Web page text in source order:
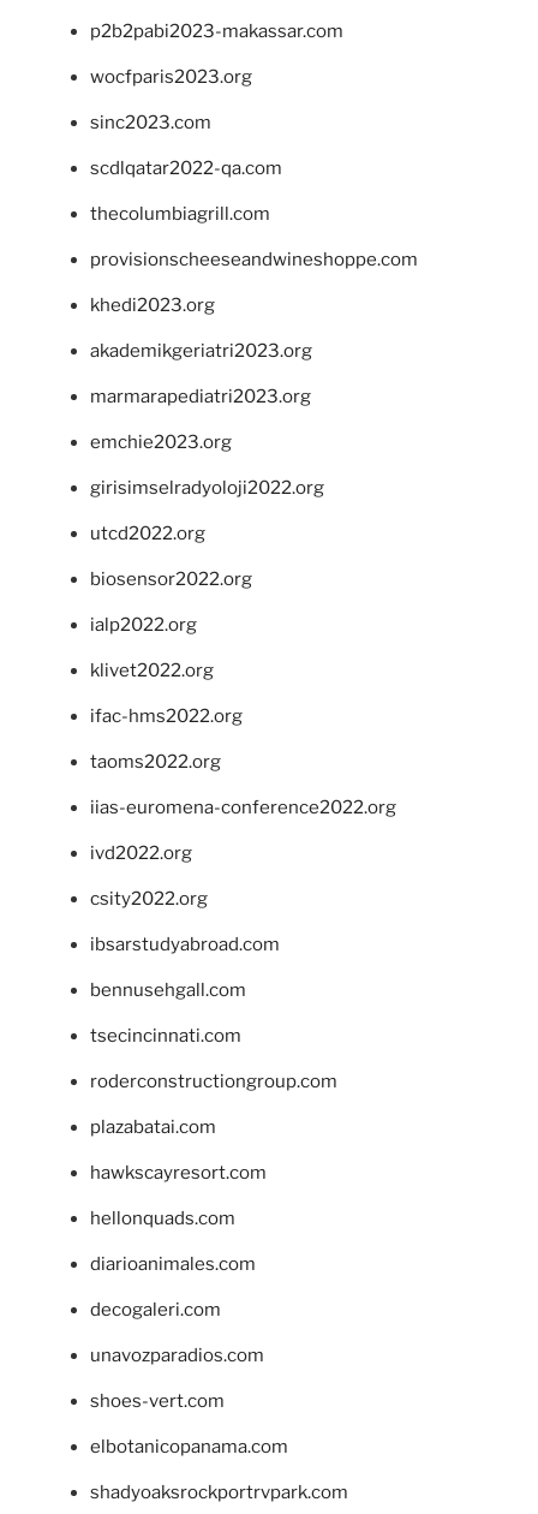
p2b2pabi2023-makassar.com
wocfparis2023.org
sinc2023.com
scdlqatar2022-qa.com
thecolumbiagrill.com
provisionscheeseandwineshoppe.com
khedi2023.org
akademikgeriatri2023.org
marmarapediatri2023.org
emchie2023.org
girisimselradyoloji2022.org
utcd2022.org
biosensor2022.org
ialp2022.org
klivet2022.org
ifac-hms2022.org
taoms2022.org
iias-euromena-conference2022.org
ivd2022.org
csity2022.org
ibsarstudyabroad.com
bennusehgall.com
tsecincinnati.com
roderconstructiongroup.com
plazabatai.com
hawkscayresort.com
hellonquads.com
diarioanimales.com
decogaleri.com
unavozparadios.com
shoes-vert.com
elbotanicopanama.com
shadyoaksrockportrvpark.com